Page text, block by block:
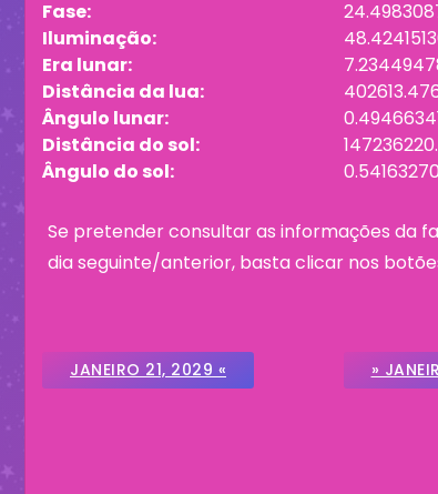
Fase:
Iluminação:
Era lunar:
Distância da lua:
Ângulo lunar:
Distância do sol:
Ângulo do sol:
Se pretender consultar as informações da
dia seguinte/anterior, basta clicar nos
JANEIRO 21, 2029 « »